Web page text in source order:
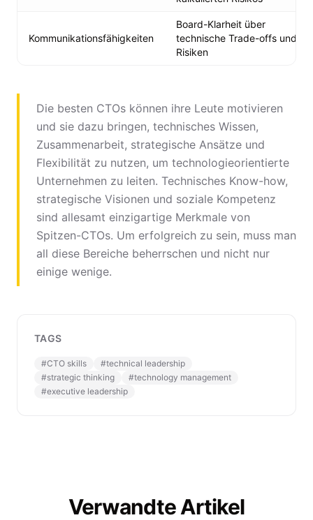
Kommunikationsfähigkeiten
Board-Klarheit über
technische Trade-offs und
Risiken
Die besten CTOs können ihre Leute motivieren
und sie dazu bringen, technisches Wissen,
Zusammenarbeit, strategische Ansätze und
Flexibilität zu nutzen, um technologieorientierte
Unternehmen zu leiten. Technisches Know-how,
strategische Visionen und soziale Kompetenz
sind allesamt einzigartige Merkmale von
Spitzen-CTOs. Um erfolgreich zu sein, muss man
all diese Bereiche beherrschen und nicht nur
einige wenige.
TAGS
#CTO skills #technical leadership
#strategic thinking #technology management
#executive leadership
Verwandte Artikel